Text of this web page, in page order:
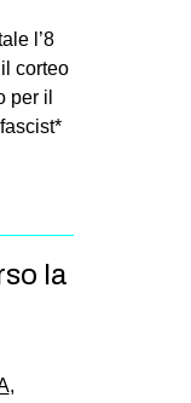
l’8
corteo
per il
la
,